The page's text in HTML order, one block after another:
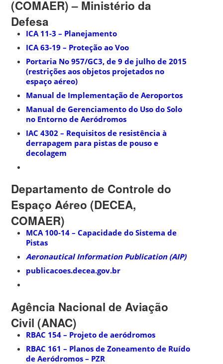
(COMAER) – Ministério da
Defesa
ICA 11-3 – Planejamento
ICA 63-19 – Proteção ao Voo
Portaria No 957/GC3, de 9 de julho de 2015
(restrições aos objetos projetados no
espaço aéreo)
Manual de Implementação de Aeroportos
Manual de Gerenciamento do Uso do Solo
no Entorno de Aeródromos
IAC 4302 – Requisitos de resistência à
derrapagem para pistas de pouso e
decolagem
Departamento de Controle do
Espaço Aéreo (DECEA,
COMAER)
MCA 100-14 – Capacidade do Sistema de
Pistas
Aeronautical Information Publication (AIP)
publicacoes.decea.gov.br
Agência Nacional de Aviação
Civil (ANAC)
RBAC 154 – Projeto de aeródromos
RBAC 161 – Planos de Zoneamento de Ruído
de Aeródromos – PZR